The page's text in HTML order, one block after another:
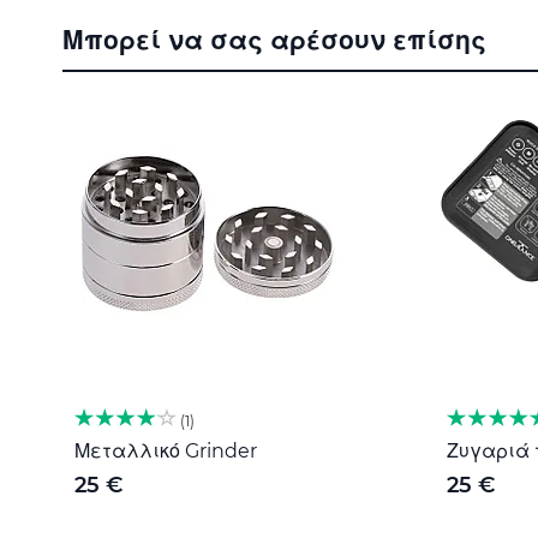
αρχή
της
Μπορεί να σας αρέσουν επίσης
1
Μεταλλικό Grinder
25 €
Ζυγαριά
25 €